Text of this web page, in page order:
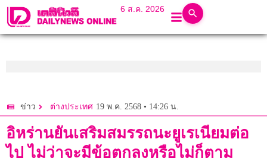
6 ส.ค. 2026
ข่าว ต่างประเทศ 19 พ.ค. 2568 • 14:26 น.
อิหร่านยันเสริมสมรรถนะยูเรเนียมต่อ
ไป ไม่ว่าจะมีข้อตกลงหรือไม่ก็ตาม